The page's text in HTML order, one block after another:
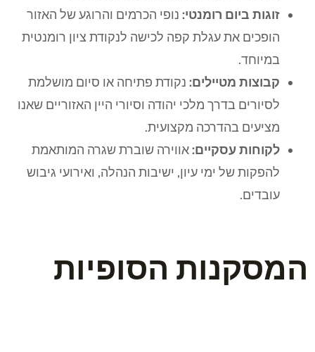
זוגות ביום רומנטי: נופי הכרמים והרוגע של האזור
הופכים את עגלת קפה לכישה לנקודת ציון רומנטית
במיוחד.
קבוצות מטיילים: נקודת פתיחה או סיום מושלמת
לסיורים בדרך מלכי יהודה וסיורי היין האזוריים שאנו
מציעים בהדרכה מקצועית.
לקוחות עסקיים:אווירה שוברת שגרה המותאמת
להפקות של ימי עיון, ישיבות הנהלה, ואירועי גיבוש
עובדים.
המסקנות הסופיות